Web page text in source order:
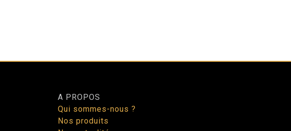
A PROPOS
Qui sommes-nous ?
Nos produits